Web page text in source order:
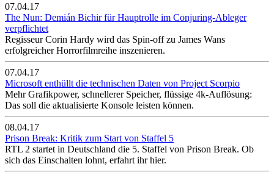
07.04.17
The Nun: Demián Bichir für Hauptrolle im Conjuring-Ableger
verpflichtet
Regisseur Corin Hardy wird das Spin-off zu James Wans
erfolgreicher Horrorfilmreihe inszenieren.
07.04.17
Microsoft enthüllt die technischen Daten von Project Scorpio
Mehr Grafikpower, schnellerer Speicher, flüssige 4k-Auflösung:
Das soll die aktualisierte Konsole leisten können.
08.04.17
Prison Break: Kritik zum Start von Staffel 5
RTL 2 startet in Deutschland die 5. Staffel von Prison Break. Ob
sich das Einschalten lohnt, erfahrt ihr hier.